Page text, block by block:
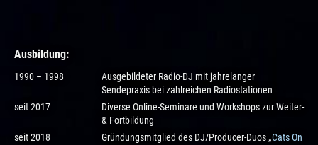
Ausbildung:
1990 – 1998
Ausgebildeter Radio-DJ mit jahrelanger
Sendepraxis bei zahlreichen Radiostationen
seit 2017
Diverse Online-Seminare und Workshops zur Weiter-
& Fortbildung
seit 2018
Gründungsmitglied des DJ/Producer-Duos „Cats On